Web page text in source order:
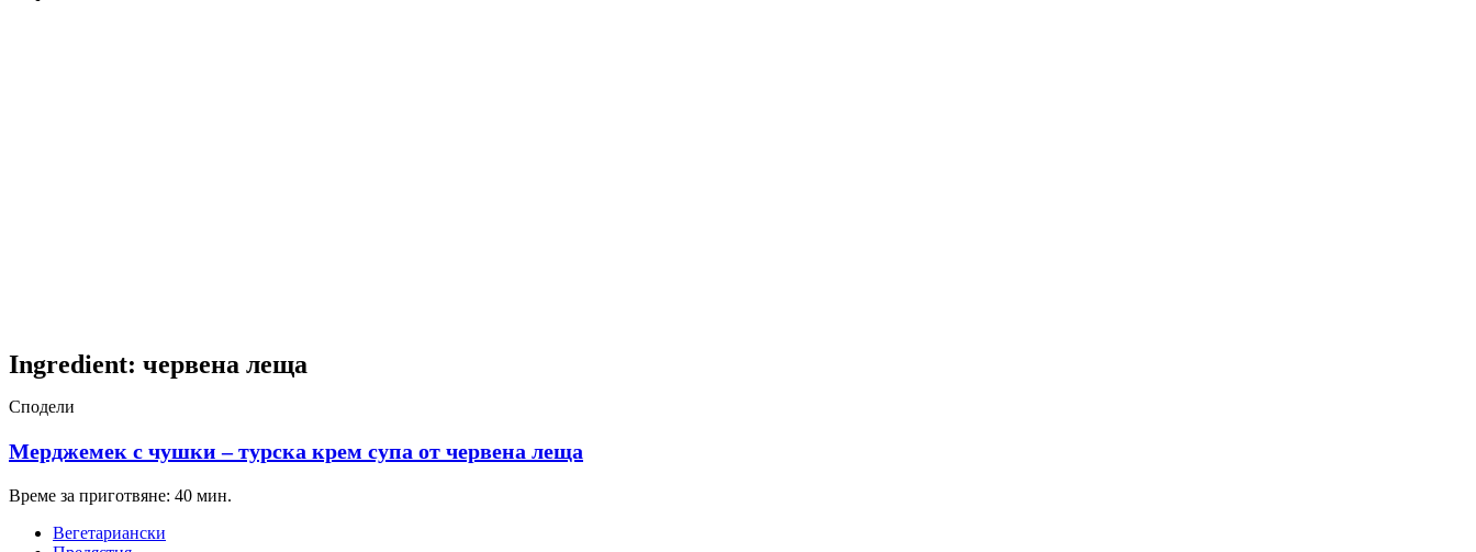
Ingredient: червена леща
Сподели
Мерджемек с чушки – турска крем супа от червена леща
Време за приготвяне: 40 мин.
Вегетариански